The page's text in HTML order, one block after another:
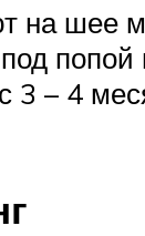
на шее
3 – 4